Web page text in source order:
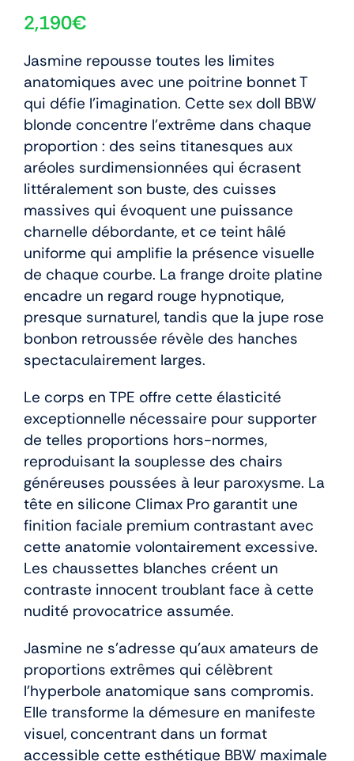
2,190€
Jasmine repousse toutes les limites
anatomiques avec une poitrine bonnet T
qui défie l’imagination. Cette sex doll BBW
blonde concentre l’extrême dans chaque
proportion : des seins titanesques aux
aréoles surdimensionnées qui écrasent
littéralement son buste, des cuisses
massives qui évoquent une puissance
charnelle débordante, et ce teint hâlé
uniforme qui amplifie la présence visuelle
de chaque courbe. La frange droite platine
encadre un regard rouge hypnotique,
presque surnaturel, tandis que la jupe rose
bonbon retroussée révèle des hanches
spectaculairement larges.
Le corps en TPE offre cette élasticité
exceptionnelle nécessaire pour supporter
de telles proportions hors-normes,
reproduisant la souplesse des chairs
généreuses poussées à leur paroxysme. La
tête en silicone Climax Pro garantit une
finition faciale premium contrastant avec
cette anatomie volontairement excessive.
Les chaussettes blanches créent un
contraste innocent troublant face à cette
nudité provocatrice assumée.
Jasmine ne s’adresse qu’aux amateurs de
proportions extrêmes qui célèbrent
l’hyperbole anatomique sans compromis.
Elle transforme la démesure en manifeste
visuel, concentrant dans un format
accessible cette esthétique BBW maximale